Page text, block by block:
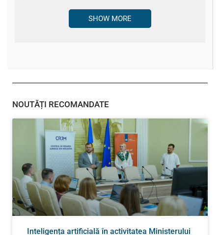
SHOW MORE
NOUTĂȚI RECOMANDATE
Inteligența artificială în activitatea Ministerului